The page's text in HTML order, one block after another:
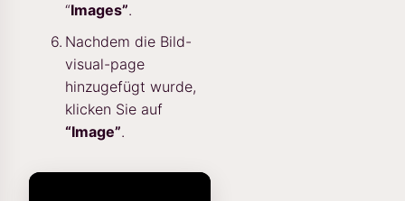
“Images”.
Nachdem die Bild-
visual-page
hinzugefügt wurde,
klicken Sie auf
“Image”.